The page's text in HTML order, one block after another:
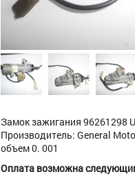
Замок зажигания 96261298
Производитель: General
объем 0. 001
Оплата возможна